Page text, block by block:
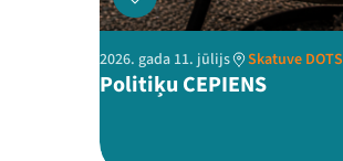
2026. gada 11. jūlijs Skatuve DOTS
Politiķu CEPIENS